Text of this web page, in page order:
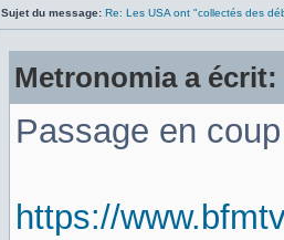
Sujet du message: Re: Les USA ont "collectés des
Metronomia a écrit:
Passage en
https://